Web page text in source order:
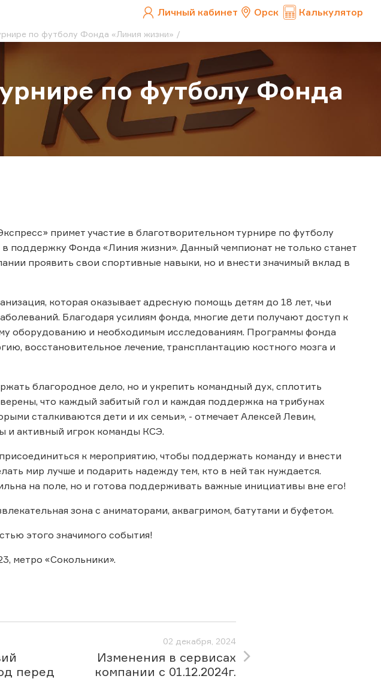
Личный кабинет Орск Калькулятор
по футболу Фонда «Линия жизни»
по футболу Фонда
примет участие в благотворительном турнире по футболу
поддержку Фонда «Линия жизни». Данный чемпионат не только станет
проявить свои спортивные навыки, но и внести значимый вклад в
которая оказывает адресную помощь детям до 18 лет, чьи
Благодаря усилиям фонда, многие дети получают доступ к
оборудованию и необходимым исследованиям. Программы фонда
восстановительное лечение, трансплантацию костного мозга и
благородное дело, но и укрепить командный дух, сплотить
что каждый забитый гол и каждая поддержка на трибунах
сталкиваются дети и их семьи», - отмечает Алексей Левин,
и активный игрок команды КСЭ.
к мероприятию, чтобы поддержать команду и внести
мир лучше и подарить надежду тем, кто в ней так нуждается.
на поле, но и готова поддерживать важные инициативы вне его!
зона с аниматорами, аквагримом, батутами и буфетом.
этого значимого события!
метро «Сокольники».
перед
02 декабря, 2024
Изменения в сервисах
компании с 01.12.2024г.